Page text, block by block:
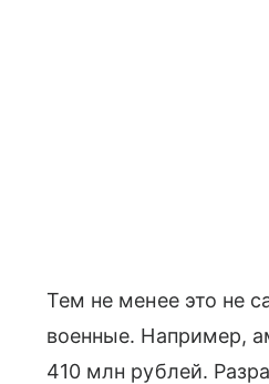
Тем не менее это не
военные. Например,
410 млн рублей.